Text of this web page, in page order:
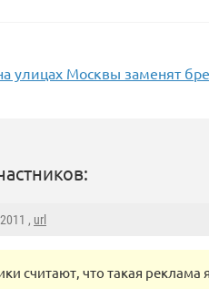
улицах Москвы заменят
, url
считают, что такая реклама